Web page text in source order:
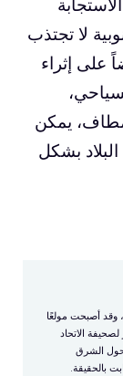
لا تجتذب
على إثراء
يمكن
بشكل
وقد أصبحت مولعًا
الاتحاد
حول الشرق
بالحقيقة.